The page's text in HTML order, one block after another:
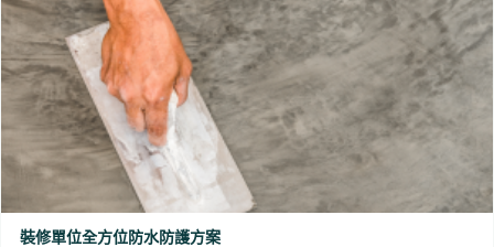
裝修單位全方位防水防護方案